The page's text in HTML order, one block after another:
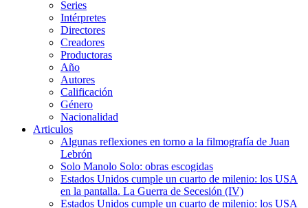
Series
Intérpretes
Directores
Creadores
Productoras
Año
Autores
Calificación
Género
Nacionalidad
Articulos
Algunas reflexiones en torno a la filmografía de Juan
Lebrón
Solo Manolo Solo: obras escogidas
Estados Unidos cumple un cuarto de milenio: los USA
en la pantalla. La Guerra de Secesión (IV)
Estados Unidos cumple un cuarto de milenio: los USA